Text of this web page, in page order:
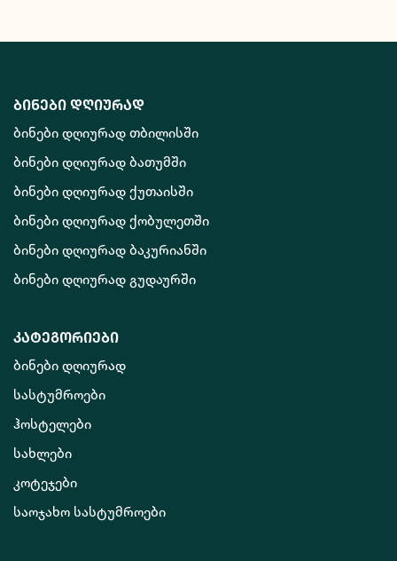
ბინები დღიურად
ბინები დღიურად თბილისში
ბინები დღიურად ბათუმში
ბინები დღიურად ქუთაისში
ბინები დღიურად ქობულეთში
ბინები დღიურად ბაკურიანში
ბინები დღიურად გუდაურში
კატეგორიები
ბინები დღიურად
სასტუმროები
ჰოსტელები
სახლები
კოტეჯები
საოჯახო სასტუმროები